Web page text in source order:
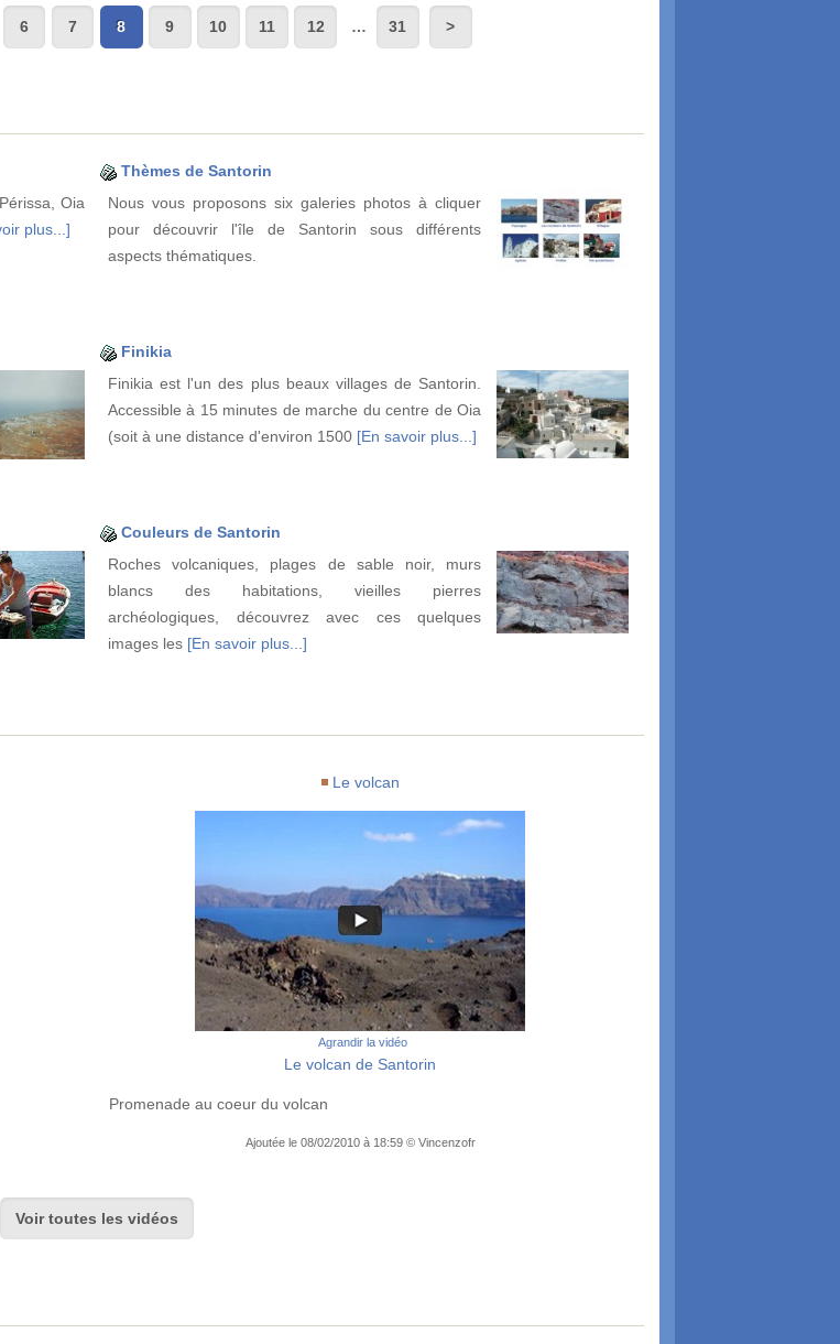
6 7 8 9 10 11 12 … 31
Oia
plus...]
Thèmes de Santorin
Nous vous proposons six galeries photos à cliquer
pour découvrir l'île de Santorin sous différents
aspects thématiques.
Finikia
Finikia est l'un des plus beaux villages de Santorin.
Accessible à 15 minutes de marche du centre de Oia
(soit à une distance d'environ 1500 [En savoir plus...]
Couleurs de Santorin
Roches volcaniques, plages de sable noir, murs
blancs des habitations, vieilles pierres
archéologiques, découvrez avec ces quelques
images les [En savoir plus...]
Le volcan
Agrandir la vidéo
Le volcan de Santorin
Promenade au coeur du volcan
Ajoutée le 08/02/2010 à 18:59 © Vincenzofr
Voir toutes les vidéos